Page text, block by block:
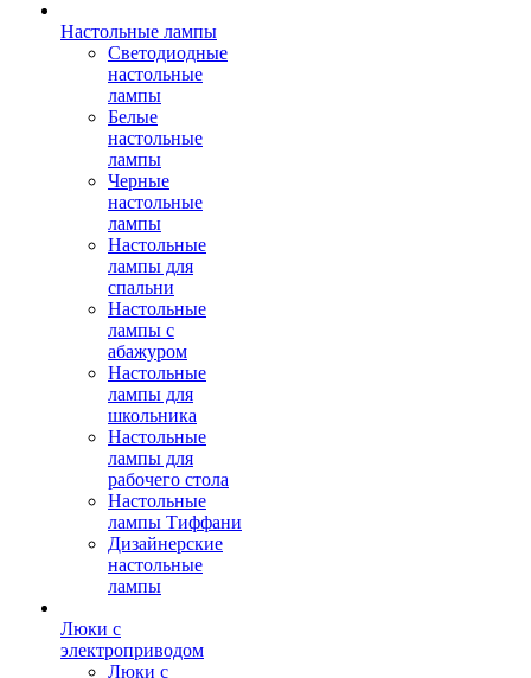
Настольные лампы
Светодиодные
настольные
лампы
Белые
настольные
лампы
Черные
настольные
лампы
Настольные
лампы для
спальни
Настольные
лампы с
абажуром
Настольные
лампы для
школьника
Настольные
лампы для
рабочего стола
Настольные
лампы Тиффани
Дизайнерские
настольные
лампы
Люки с
электроприводом
Люки с